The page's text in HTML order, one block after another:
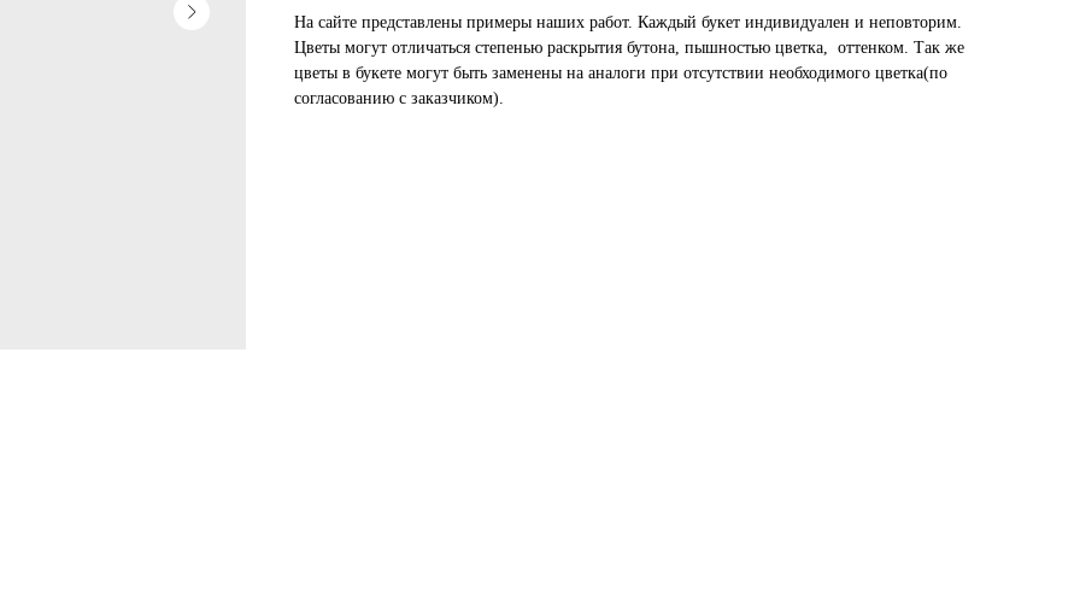
На сайте представлены примеры наших работ. Каждый букет индивидуален и неповторим.
Цветы могут отличаться степенью раскрытия бутона, пышностью цветка, оттенком. Так же
цветы в букете могут быть заменены на аналоги при отсутствии необходимого цветка(по
согласованию с заказчиком).